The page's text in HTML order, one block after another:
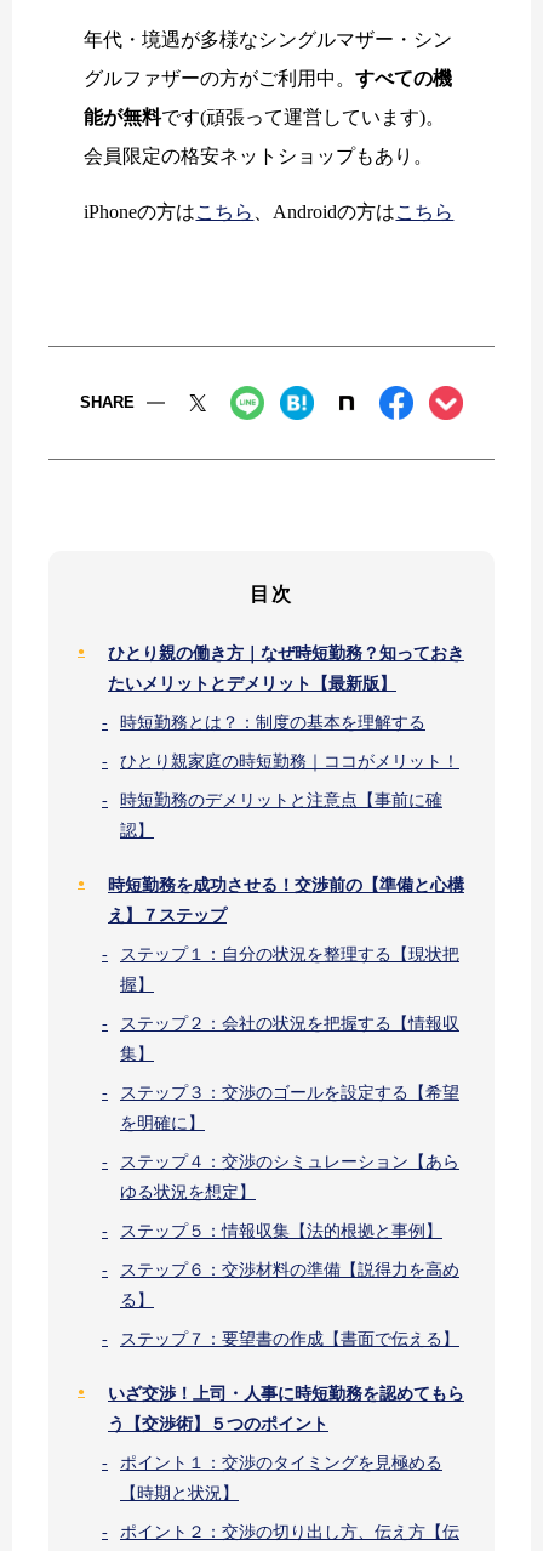
年代・境遇が多様なシングルマザー・シン
グルファザーの方がご利用中。すべての機
能が無料です(頑張って運営しています)。
会員限定の格安ネットショップもあり。
iPhoneの方はこちら 、Androidの方はこちら
SHARE
目次
ひとり親の働き方｜なぜ時短勤務？知っておき
たいメリットとデメリット【最新版】
時短勤務とは？：制度の基本を理解する
ひとり親家庭の時短勤務｜ココがメリット！
時短勤務のデメリットと注意点【事前に確
認】
時短勤務を成功させる！交渉前の【準備と心構
え】７ステップ
ステップ１：自分の状況を整理する【現状把
握】
ステップ２：会社の状況を把握する【情報収
集】
ステップ３：交渉のゴールを設定する【希望
を明確に】
ステップ４：交渉のシミュレーション【あら
ゆる状況を想定】
ステップ５：情報収集【法的根拠と事例】
ステップ６：交渉材料の準備【説得力を高め
る】
ステップ７：要望書の作成【書面で伝える】
いざ交渉！上司・人事に時短勤務を認めてもら
う【交渉術】５つのポイント
ポイント１：交渉のタイミングを見極める
【時期と状況】
ポイント２：交渉の切り出し方、伝え方【伝